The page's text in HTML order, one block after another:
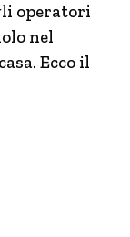
operatori
nel
Ecco il